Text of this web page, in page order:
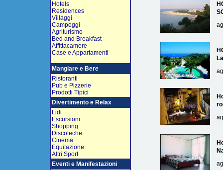
Hotels
Residences
Villaggi
Campeggi
Agriturismo
Bed and Breakfast
Affittacamere
Case e Appartamenti
Mangiare e Bere
Ristoranti
Pub e Pizzerie
Prodotti Tipici
Divertimento e Relax
Lidi
Escursioni
Shopping
Discoteche
Cinema
Equitazione
Altri Sport
Eventi e Manifestazioni